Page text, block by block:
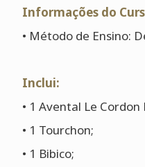
Informações do
• Método de Ensino:
Inclui:
• 1 Avental Le Cordon
• 1 Tourchon;
• 1 Bibico;